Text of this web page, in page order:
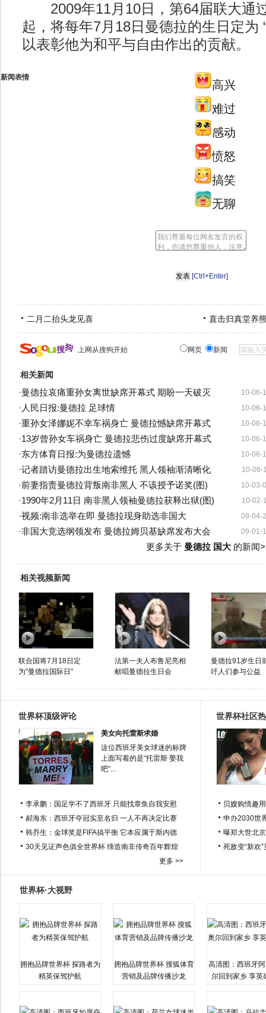
2009年11月10日，第64届联大通
起，将每年7月18日曼德拉的生日定为
以表彰他为和平与自由作出的贡献。
新闻表情
高兴
难过
感动
愤怒
搞笑
无聊
[Ctrl+Enter]
二月二抬头龙见喜 直击归真堂养
上网从搜狗开始 网页 新闻
相关新闻
10-06-
·曼德拉哀痛重孙女离世缺席开幕式 期盼一天破灭
10-06-
· 人民日报:曼德拉 足球情
10-06-
·重孙女泽娜妮不幸车祸身亡 曼德拉憾缺席开幕式
10-06-
·13岁曾孙女车祸身亡 曼德拉悲伤过度缺席开幕式
10-06-
·东方体育日报:为曼德拉遗憾
10-06-
·记者踏访曼德拉出生地索维托 黑人领袖渐清晰化
10-03-
·前妻指责曼德拉背叛南非黑人 不该授予诺奖(图)
10-02-
·1990年2月11日 南非黑人领袖曼德拉获释出狱(图)
09-04-
·视频:南非选举在即 曼德拉现身助选非国大
09-01-
·非国大竞选纲领发布 曼德拉姆贝基缺席发布大会
更多关于 曼德拉 国大的新闻
相关视频新闻
联合国将7月18日定
为"曼德拉国际日"
法第一夫人布鲁尼亮相
献唱曼德拉生日会
曼德拉91岁生日
吁人们参与公益
世界杯顶级评论
美女向托雷斯求婚
这位西班牙美女球迷的标牌
上面写着的是“托雷斯 娶我
吧”...
李承鹏：国足学不了西班牙 只能找章鱼自我安慰
郝海东：西班牙夺冠实至名归 一人不再决定比赛
韩乔生：金球奖是FIFA搞平衡 它本应属于斯内德
30天见证声色俱全世界杯 缔造南非传奇百年辉煌
更多 >>
世界杯社区
贝嫂购情趣
申办2030世
曝郑大世北
死敌变“新欢
世界杯·大视野
拥抱品牌世界杯 探路者为
精英保驾护航
拥抱品牌世界杯 搜狐体育
营销及品牌传播沙龙
高清图：西班牙
尔回到家乡 享英